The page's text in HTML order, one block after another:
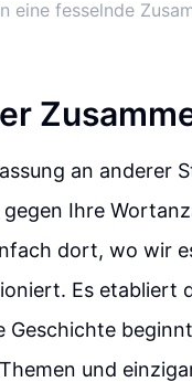
eine fesselnde
an anderer
Ihre
dort, wo wir
Es etabliert
Geschichte
und